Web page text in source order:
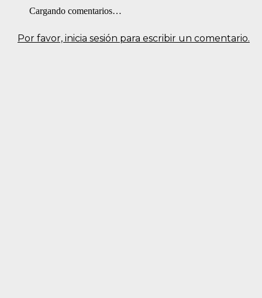
Por favor, inicia sesión para escribir un comentario.
Cargando comentarios…